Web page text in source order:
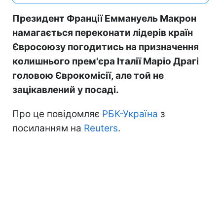
Президент Франції Еммануель Макрон
намагається переконати лідерів країн
Євросоюзу погодитись на призначення
колишнього прем'єра Італії Маріо Драгі
головою Єврокомісії, але той не
зацікавлений у посаді.
Про це повідомляє РБК-Україна з
посиланням на Reuters.